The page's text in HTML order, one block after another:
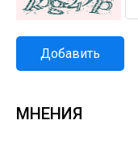
Добавить
МНЕНИЯ